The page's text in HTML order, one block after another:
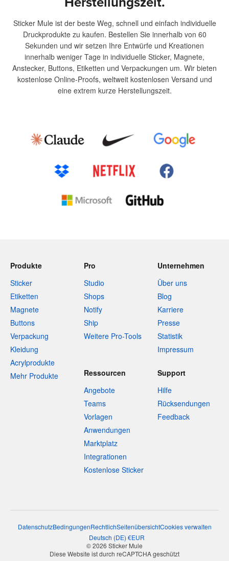
Sticker Mule ist der beste Weg, schnell und einfach individuelle
Druckprodukte zu kaufen. Bestellen Sie innerhalb von 60
Sekunden und wir setzen Ihre Entwürfe und Kreationen
innerhalb weniger Tage in individuelle Sticker, Magnete,
Anstecker, Buttons, Etiketten und Verpackungen um. Wir bieten
kostenlose Online-Proofs, weltweit kostenlosen Versand und
eine extrem kurze Herstellungszeit.
Produkte
Sticker
Etiketten
Magnete
Buttons
Verpackung
Kleidung
Acrylprodukte
Mehr Produkte
Pro
Studio
Shops
Notify
Ship
Weitere Pro-Tools
Unternehmen
Über uns
Blog
Karriere
Presse
Statistik
Impressum
Ressourcen
Angebote
Teams
Vorlagen
Anwendungen
Marktplatz
Integrationen
Kostenlose Sticker
Support
Hilfe
Rücksendungen
Feedback
DatenschutzBedingungenRechtlichSeitenübersichtCookies verwalten
Deutsch (DE) €EUR
© 2026 Sticker Mule
Diese Website ist durch reCAPTCHA geschützt